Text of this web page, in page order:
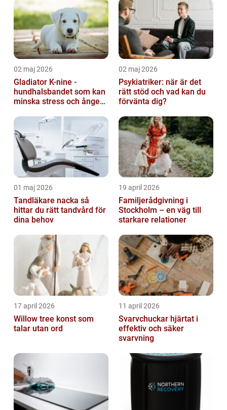
02 maj 2026
Gladiator K-nine -
hundhalsbandet som kan
minska stress och ångest
02 maj 2026
Psykiatriker: när är det
rätt stöd och vad kan du
förvänta dig?
01 maj 2026
Tandläkare nacka så
hittar du rätt tandvård för
dina behov
19 april 2026
Familjerådgivning i
Stockholm – en väg till
starkare relationer
17 april 2026
Willow tree konst som
talar utan ord
11 april 2026
Svarvchuckar hjärtat i
effektiv och säker
svarvning